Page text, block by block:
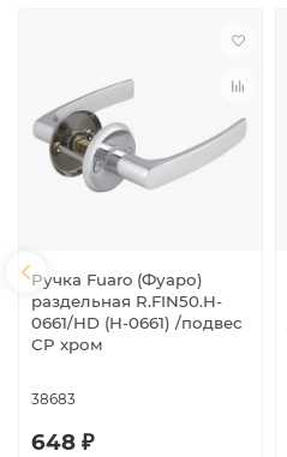
Ручка Fuaro (Фуаро)
раздельная R.FIN50.H-
0661/HD (H-0661) /подвес
CP хром
38683
648 ₽